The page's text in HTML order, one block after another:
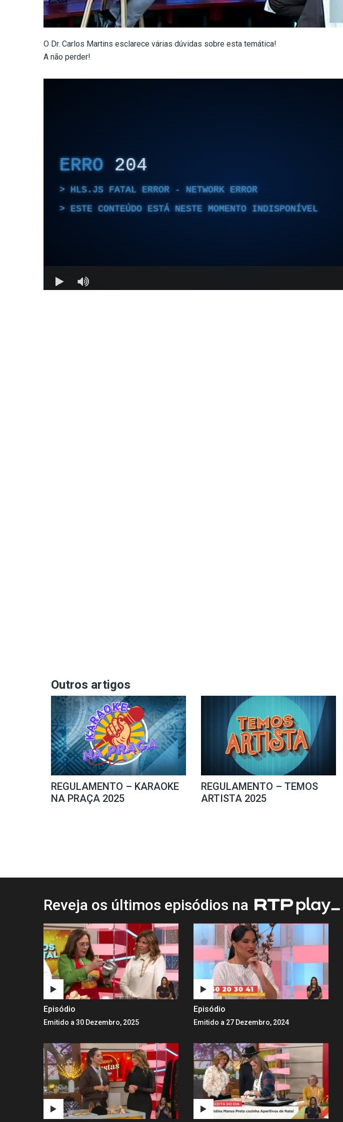
O Dr. Carlos Martins esclarece várias dúvidas sobre esta temática!
A não perder!
Outros artigos
REGULAMENTO – KARAOKE
NA PRAÇA 2025
REGULAMENTO – TEMOS
ARTISTA 2025
Reveja os últimos episódios na
Episódio
Emitido a 30 Dezembro, 2025
Episódio
Emitido a 27 Dezembro, 2024